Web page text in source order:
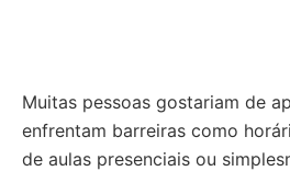
Muitas pessoas gostariam de
enfrentam barreiras como
de aulas presenciais ou